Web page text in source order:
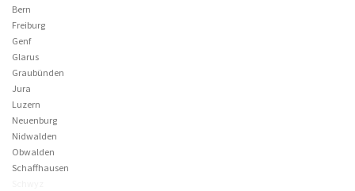
Bern
Freiburg
Genf
Glarus
Graubünden
Jura
Luzern
Neuenburg
Nidwalden
Obwalden
Schaffhausen